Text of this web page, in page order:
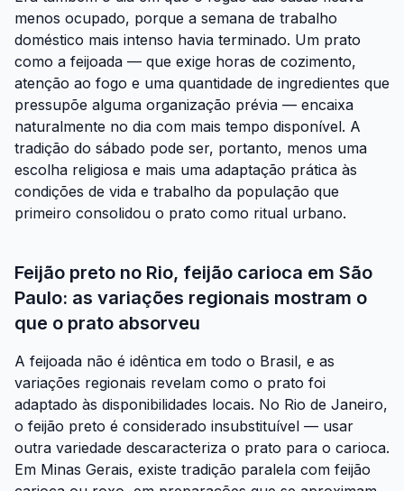
menos ocupado, porque a semana de trabalho
doméstico mais intenso havia terminado. Um prato
como a feijoada — que exige horas de cozimento,
atenção ao fogo e uma quantidade de ingredientes que
pressupõe alguma organização prévia — encaixa
naturalmente no dia com mais tempo disponível. A
tradição do sábado pode ser, portanto, menos uma
escolha religiosa e mais uma adaptação prática às
condições de vida e trabalho da população que
primeiro consolidou o prato como ritual urbano.
Feijão preto no Rio, feijão carioca em São
Paulo: as variações regionais mostram o
que o prato absorveu
A feijoada não é idêntica em todo o Brasil, e as
variações regionais revelam como o prato foi
adaptado às disponibilidades locais. No Rio de Janeiro,
o feijão preto é considerado insubstituível — usar
outra variedade descaracteriza o prato para o carioca.
Em Minas Gerais, existe tradição paralela com feijão